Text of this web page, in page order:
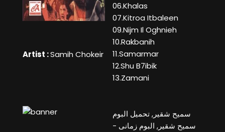
Artist :Samih Chokeir
06.Khalas
07.Kitroa Itbaleen
09.Nijm Il Oghnieh
10.Rakbanih
11.Samarmar
12.Shu B7ibik
13.Zamani
سميح شقير, تحميل البوم
سميح شقير, البوم زمانى -